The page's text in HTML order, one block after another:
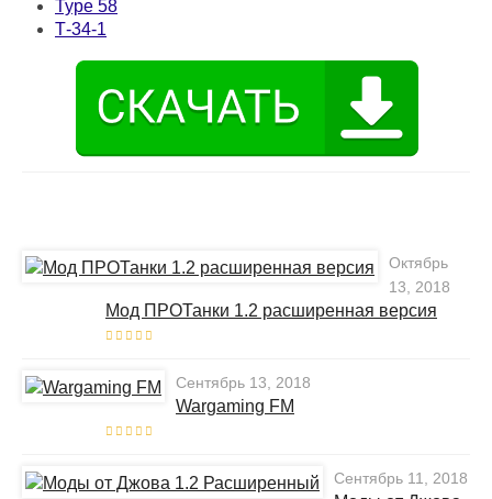
Туре 58
Т-34-1
Октябрь
13, 2018
Мод ПРОТанки 1.2 расширенная версия
Сентябрь 13, 2018
Wargaming FM
Сентябрь 11, 2018